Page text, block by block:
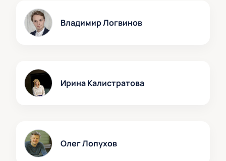
Владимир Логвинов
Ирина Калистратова
Олег Лопухов